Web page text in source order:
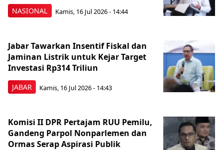
NASIONAL Kamis, 16 Jul 2026 - 14:44
JABAR
Jabar Tawarkan Insentif Fiskal dan
Jaminan Listrik untuk Kejar Target
Investasi Rp314 Triliun
Kamis, 16 Jul 2026 - 14:43
Komisi II DPR Pertajam RUU Pemilu,
Gandeng Parpol Nonparlemen dan
Ormas Serap Aspirasi Publik